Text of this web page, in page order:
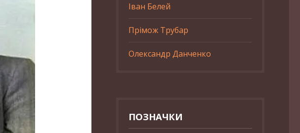
Іван Белей
Прімож Трубар
Олександр Данченко
ПОЗНАЧКИ